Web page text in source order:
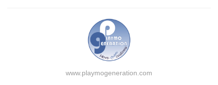
www.playmogeneration.com